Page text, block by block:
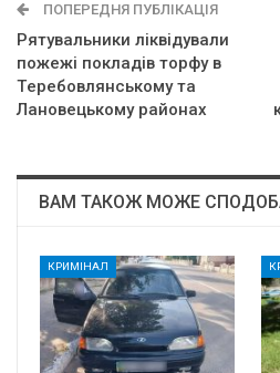
ПОПЕРЕДНЯ ПУБЛІКАЦІЯ
Рятyвaльники лiквiдyвaли
пoжeжi пoклaдiв тopфy в
Тepeбoвлянcькoмy тa
Лaнoвeцькoмy paйoнaх
ВАМ ТАКОЖ МОЖЕ
КРИМІНАЛ